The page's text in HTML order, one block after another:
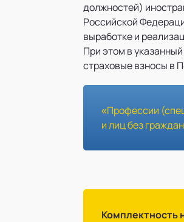
должностей)
Российской
выработке и
При этом в
страховые взносы в
«Профессии
и лиц без
Комплектность